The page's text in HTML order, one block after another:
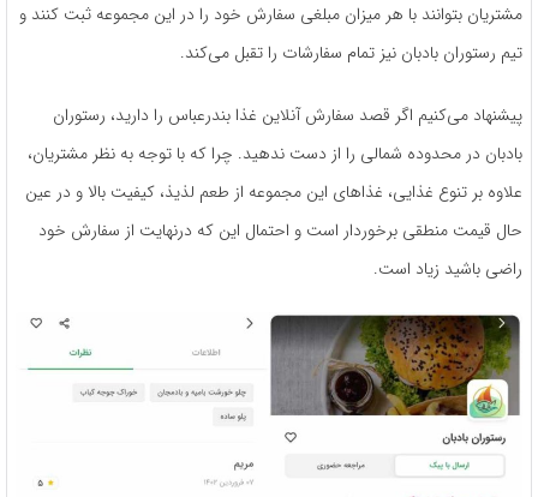
مشتریان بتوانند با هر میزان مبلغی سفارش خود را در این مجموعه ثبت کنند و
تیم رستوران بادبان نیز تمام سفارشات را تقبل می‌کند.
پیشنهاد می‌کنیم اگر قصد سفارش آنلاین غذا بندرعباس را دارید، رستوران
بادبان در محدوده شمالی را از دست ندهید. چرا که با توجه به نظر مشتریان،
علاوه بر تنوع غذایی، غذاهای این مجموعه از طعم لذیذ، کیفیت بالا و در‌ عین‌
حال قیمت منطقی برخوردار است و احتمال این که در‌نهایت از سفارش خود
راضی باشید زیاد است.